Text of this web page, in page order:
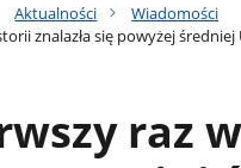
Aktualności
Wiadomości
znalazła się powyżej
raz